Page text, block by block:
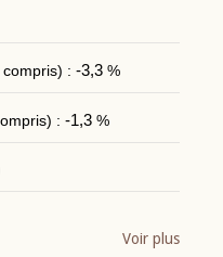
: -3,3%
: -1,3%
Voir plus